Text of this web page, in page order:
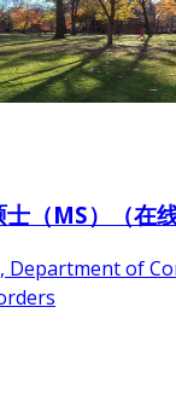
（MS）（在线
Department of